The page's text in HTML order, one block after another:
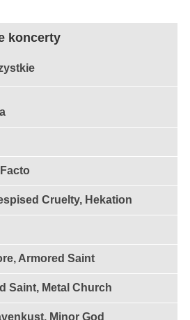
koncerty
Cruelty, Hekation
Armored Saint
Saint, Metal Church
Minor God